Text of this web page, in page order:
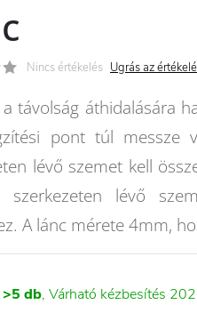
Nincs értékelés Ugrás az
távolság áthidalására
pont túl messze
lévő szemet kell
szerkezeten lévő
A lánc mérete 4mm,
>5 db